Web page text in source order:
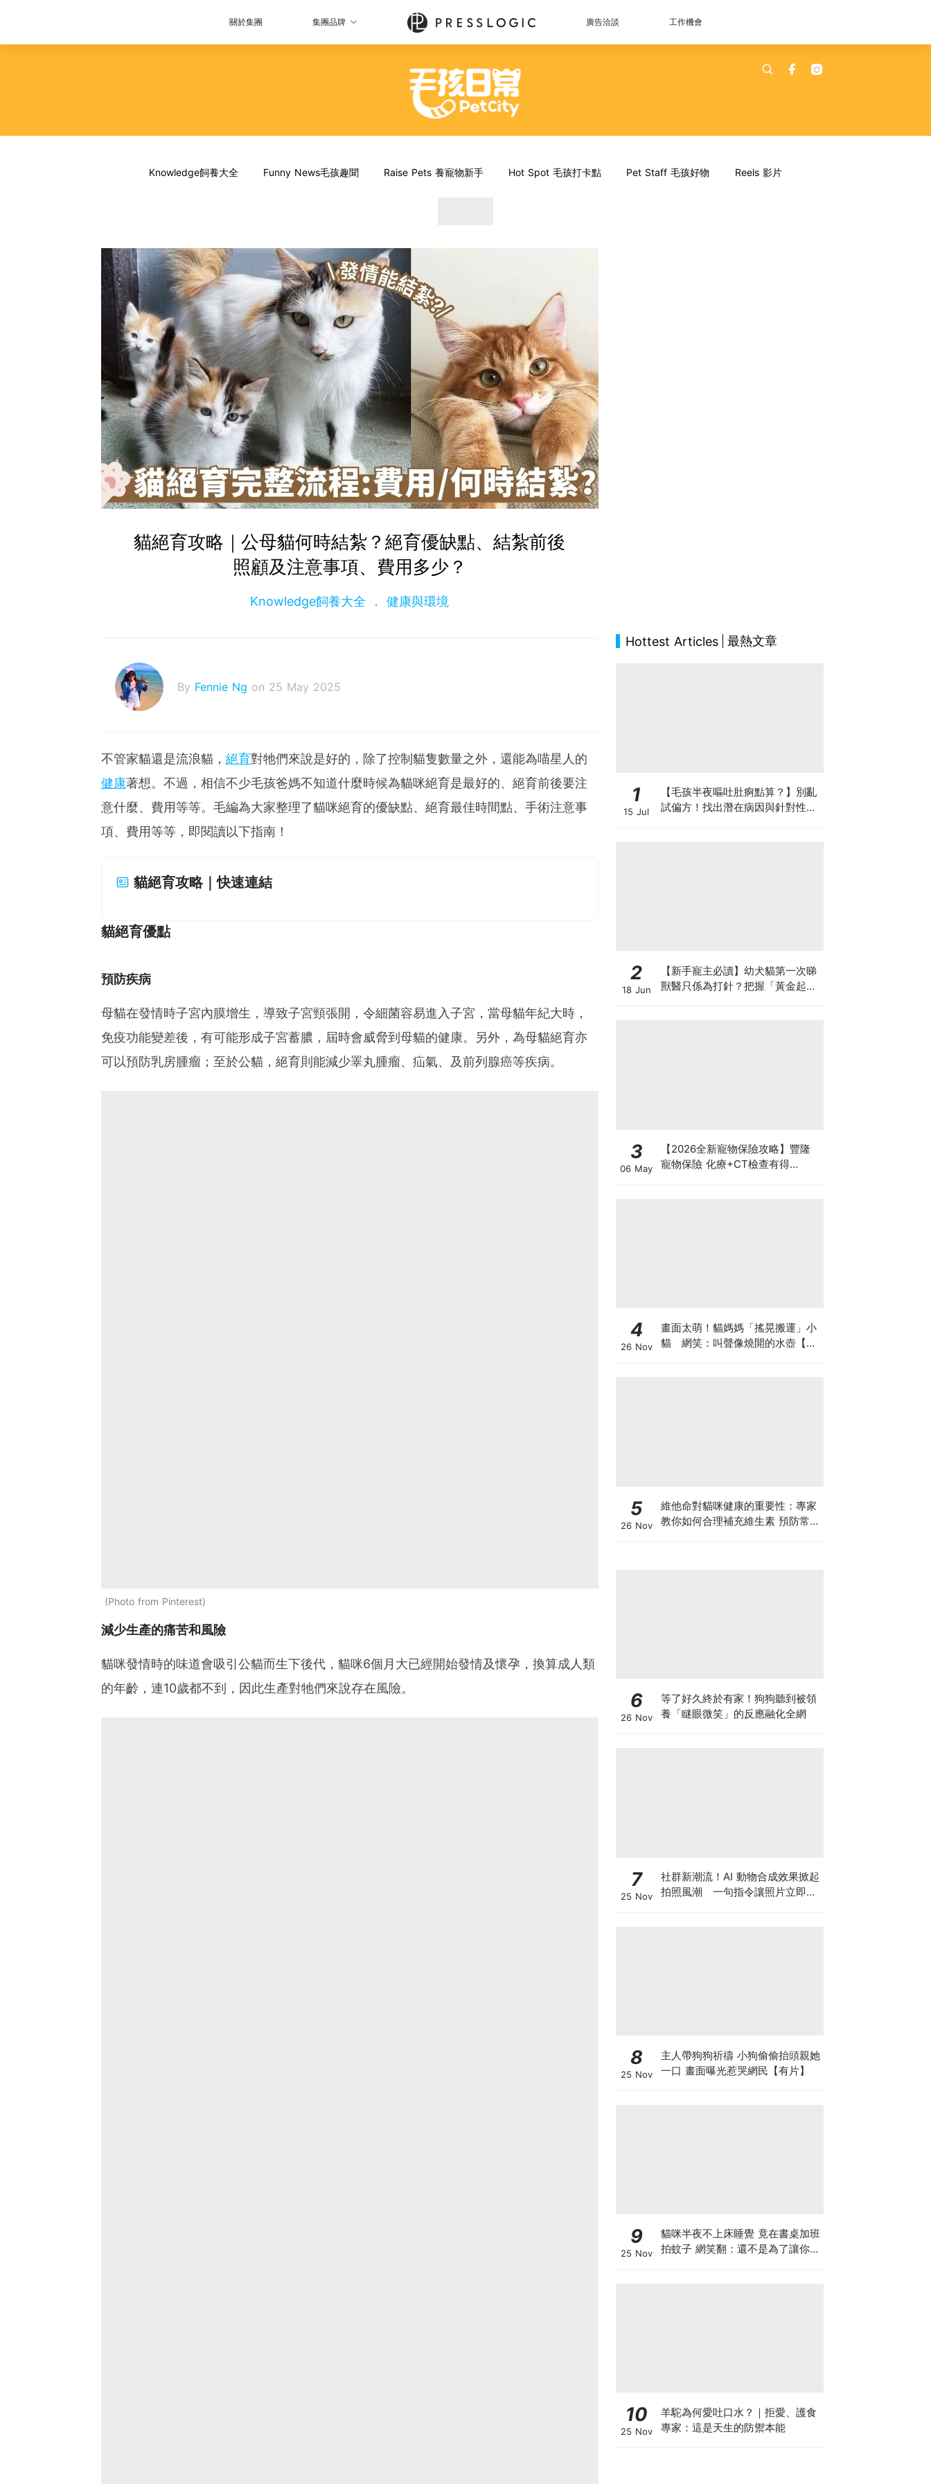
關於集團 集團品牌 廣告洽談 工作機會
Knowledge飼養大全 Funny News毛孩趣聞 Raise Pets 養寵物新手 Hot Spot 毛孩打卡點 Pet Staff 毛孩好物 Reels 影片
貓絕育攻略｜公母貓何時結紮？絕育優缺點、結紮前後
照顧及注意事項、費用多少？
Knowledge飼養大全 健康與環境
By Fennie Ng on 25 May 2025
不管家貓還是流浪貓， 絕育對牠們來說是好的，除了控制貓隻數量之外，還能為喵星人的
健康著想。不過，相信不少毛孩爸媽不知道什麼時候為貓咪絕育是最好的、絕育前後要注
意什麼、費用等等。毛編為大家整理了貓咪絕育的優缺點、絕育最佳時間點、手術注意事
項、費用等等，即閱讀以下指南！
貓絕育攻略｜快速連結
貓絕育優點
預防疾病
母貓在發情時子宮內膜增生，導致子宮頸張開，令細菌容易進入子宮，當母貓年紀大時，
免疫功能變差後，有可能形成子宮蓄膿，屆時會威脅到母貓的健康。另外，為母貓絕育亦
可以預防乳房腫瘤；至於公貓，絕育則能減少睪丸腫瘤、疝氣、及前列腺癌等疾病。
Photo from Pinterest
減少生產的痛苦和風險
貓咪發情時的味道會吸引公貓而生下後代，貓咪6個月大已經開始發情及懷孕，換算成人類
的年齡，連10歲都不到，因此生產對牠們來說存在風險。
Hottest Articles 最熱文章
1
15 Jul
【毛孩半夜嘔吐肚痾點算？】別亂
試偏方！找出潛在病因與針對性營
2
18 Jun
【新手寵主必讀】幼犬貓第一次睇
獸醫只係為打針？把握「黃金起跑
3
06 May
【2026全新寵物保險攻略】豐隆
寵物保險 化療+CT檢查有得
4
26 Nov
畫面太萌！貓媽媽「搖晃搬運」小
貓 網笑：叫聲像燒開的水壺【有
5
26 Nov
維他命對貓咪健康的重要性：專家
教你如何合理補充維生素 預防常見
6
26 Nov
等了好久終於有家！狗狗聽到被領
養「瞇眼微笑」的反應融化全網
7
25 Nov
社群新潮流！AI 動物合成效果掀起
拍照風潮 一句指令讓照片立即升
8
25 Nov
主人帶狗狗祈禱 小狗偷偷抬頭親她
一口 畫面曝光惹哭網民【有片】
9
25 Nov
貓咪半夜不上床睡覺 竟在書桌加班
拍蚊子 網笑翻：還不是為了讓你睡
10
25 Nov
羊駝為何愛吐口水？｜拒愛、護食
專家：這是天生的防禦本能